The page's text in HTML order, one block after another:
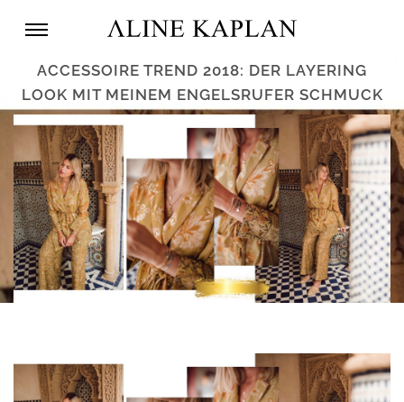
ACCESSOIRE TREND 2018: DER LAYERING
LOOK MIT MEINEM ENGELSRUFER SCHMUCK